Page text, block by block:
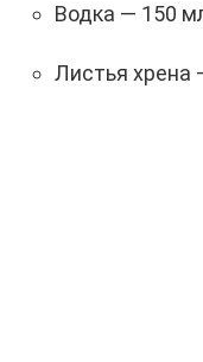
Водка — 150
Листья хрена